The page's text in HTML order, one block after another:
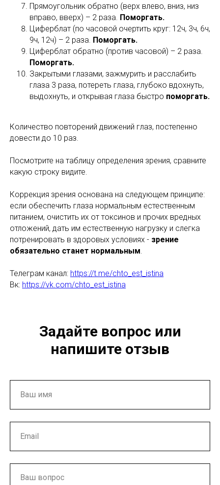
Прямоугольник обратно (верх влево, вниз, низ
вправо, вверх) – 2 раза. Поморгать.
Циферблат (по часовой очертить круг: 12ч, 3ч, 6ч,
9ч, 12ч) – 2 раза. Поморгать.
Циферблат обратно (против часовой) – 2 раза.
Поморгать.
Закрытыми глазами, зажмурить и расслабить
глаза 3 раза, потереть глаза, глубоко вдохнуть,
выдохнуть, и открывая глаза быстро поморгать.
Количество повторений движений глаз, постепенно
довести до 10 раз.
Посмотрите на таблицу определения зрения, сравните
какую строку видите.
Коррекция зрения основана на следующем принципе:
если обеспечить глаза нормальным естественным
питанием, очистить их от токсинов и прочих вредных
отложений, дать им естественную нагрузку и слегка
потренировать в здоровых условиях - зрение
обязательно станет нормальным.
Телеграм канал: https://t.me/chto_est_istina
Вк: https://vk.com/chto_est_istina
Задайте вопрос или
напишите отзыв